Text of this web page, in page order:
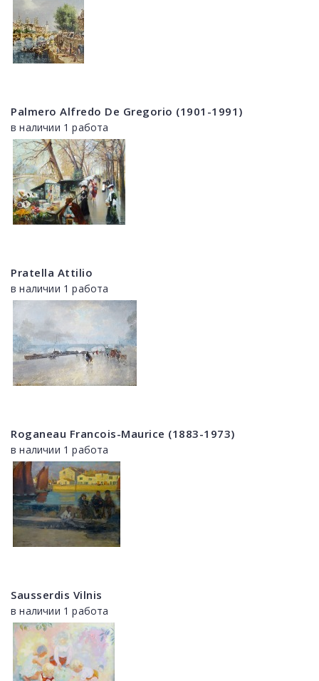
Palmero Alfredo De Gregorio (1901-1991)
в наличии 1 работа
Pratella Attilio
в наличии 1 работа
Roganeau Francois-Maurice (1883-1973)
в наличии 1 работа
Sausserdis Vilnis
в наличии 1 работа